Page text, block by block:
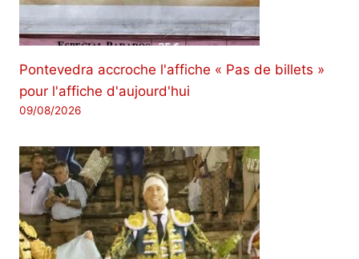
Pontevedra accroche l'affiche « Pas de billets »
pour l'affiche d'aujourd'hui
09/08/2026